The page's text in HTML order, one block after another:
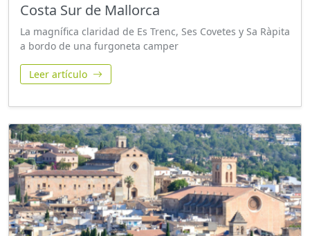
Costa Sur de Mallorca
La magnífica claridad de Es Trenc, Ses Covetes y Sa Ràpita
a bordo de una furgoneta camper
Leer artículo